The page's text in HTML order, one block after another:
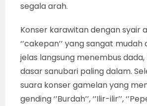
segala arah.
Konser karawitan dengan syair
‘’cakepan’’ yang sangat
jelas langsung menembus
dasar sanubari paling dalam.
suara konser gamelan yang
gending ‘’Burdah’’, ‘’Ilir-ilir’’,